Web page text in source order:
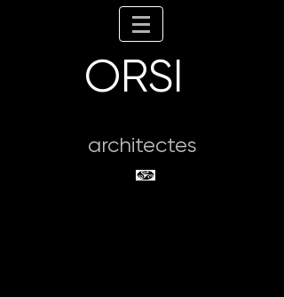
ORSI
architectes